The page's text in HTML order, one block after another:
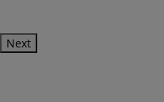
Next